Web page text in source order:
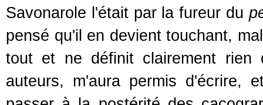
Savonarole l'était par la fureur du
pensé qu'il en devient touchant,
tout et ne définit clairement
auteurs, m'aura permis d'écrire,